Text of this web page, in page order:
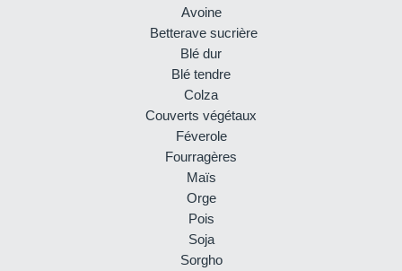
Avoine
Betterave sucrière
Blé dur
Blé tendre
Colza
Couverts végétaux
Féverole
Fourragères
Maïs
Orge
Pois
Soja
Sorgho